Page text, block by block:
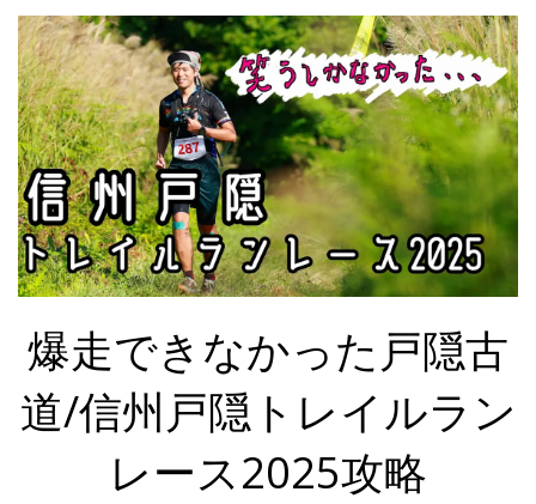
爆走できなかった戸隠古
道/信州戸隠トレイルラン
レース2025攻略